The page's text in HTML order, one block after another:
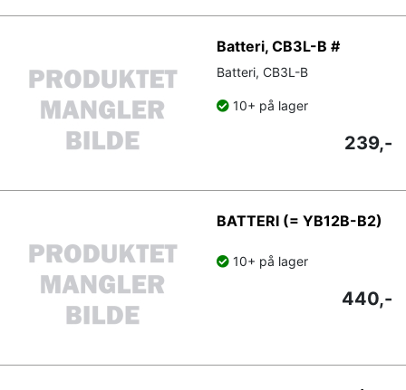
Batteri, CB3L-B #
Batteri, CB3L-B
10+ på lager
239,-
BATTERI (= YB12B-B2)
10+ på lager
440,-